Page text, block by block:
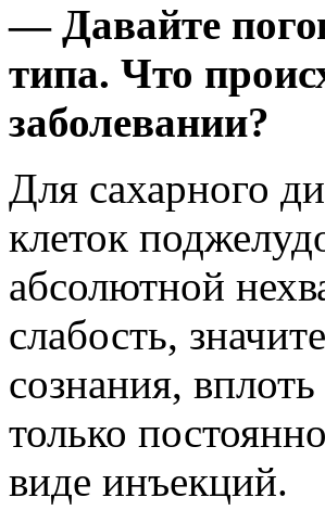
— Давайте
типа. Что
заболевании?
Для сахарного
клеток
абсолютной
слабость,
сознания,
только
виде инъекций.